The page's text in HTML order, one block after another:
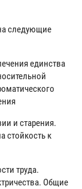
следующие
единства
и старения.
стойкость к
труда.
Общие